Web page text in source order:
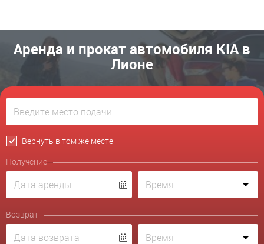
Аренда и прокат автомобиля KIA в
Лионе
Вернуть в том же месте
Получение
Возврат